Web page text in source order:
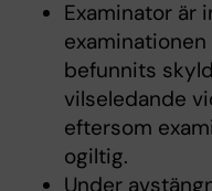
Examinator är
befunnits
vilseledande
eftersom
ogiltig.
Under